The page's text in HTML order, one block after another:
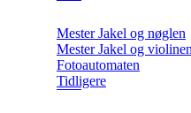
Mester Jakel og nøglen
Mester Jakel og violinen
Fotoautomaten
Tidligere